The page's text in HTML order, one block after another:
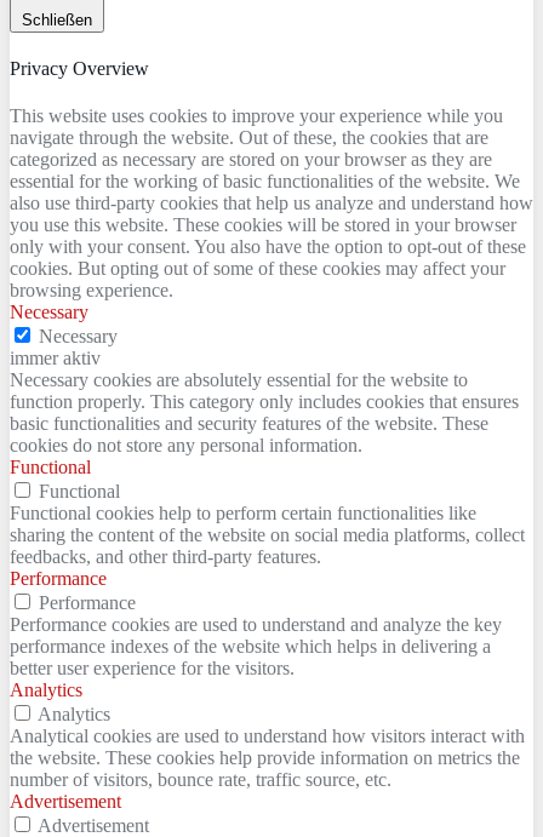
Schließen
Privacy Overview
This website uses cookies to improve your experience while you
navigate through the website. Out of these, the cookies that are
categorized as necessary are stored on your browser as they are
essential for the working of basic functionalities of the website. We
also use third-party cookies that help us analyze and understand how
you use this website. These cookies will be stored in your browser
only with your consent. You also have the option to opt-out of these
cookies. But opting out of some of these cookies may affect your
browsing experience.
Necessary
Necessary
immer aktiv
Necessary cookies are absolutely essential for the website to
function properly. This category only includes cookies that ensures
basic functionalities and security features of the website. These
cookies do not store any personal information.
Functional
Functional
Functional cookies help to perform certain functionalities like
sharing the content of the website on social media platforms, collect
feedbacks, and other third-party features.
Performance
Performance
Performance cookies are used to understand and analyze the key
performance indexes of the website which helps in delivering a
better user experience for the visitors.
Analytics
Analytics
Analytical cookies are used to understand how visitors interact with
the website. These cookies help provide information on metrics the
number of visitors, bounce rate, traffic source, etc.
Advertisement
Advertisement